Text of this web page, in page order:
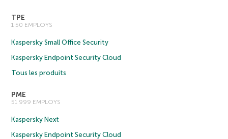
TPE
1 50 EMPLOYS
Kaspersky Small Office Security
Kaspersky Endpoint Security Cloud
Tous les produits
PME
51 999 EMPLOYS
Kaspersky Next
Kaspersky Endpoint Security Cloud